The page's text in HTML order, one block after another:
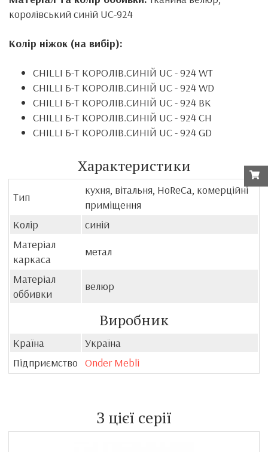
королівський синій UC-924
Колір ніжок (на вибір):
CHILLI Б-Т КОРОЛІВ.СИНІЙ UC- 924WT
CHILLI Б-Т КОРОЛІВ.СИНІЙ UC- 924WD
CHILLI Б-Т КОРОЛІВ.СИНІЙ UC- 924 BK
CHILLI Б-Т КОРОЛІВ.СИНІЙ UC- 924CH
CHILLI Б-Т КОРОЛІВ.СИНІЙ UC- 924GD
Характеристики
Тип
кухня, вітальня, HoReCa, комерційні
приміщення
Колір
синій
Матеріал
каркаса
метал
Матеріал
оббивки
велюр
Виробник
Країна
Україна
Підприємство Onder Mebli
З цієї серії